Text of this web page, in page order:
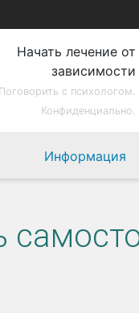
Начать лечение от
зависимости
Поговорить с психологом.
Конфиденциально.
Информация